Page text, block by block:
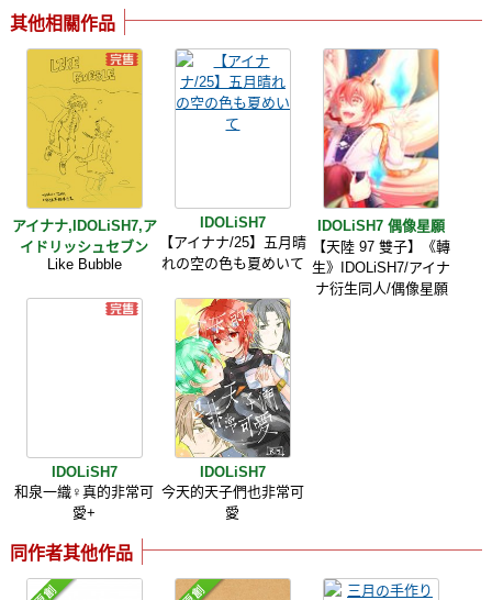
其他相關作品
アイナナ,IDOLiSH7,ア
イドリッシュセブン
Like Bubble
IDOLiSH7
【アイナナ/25】五月晴
れの空の色も夏めいて
IDOLiSH7 偶像星願
【天陸 97 雙子】《轉
生》IDOLiSH7/アイナ
ナ衍生同人/偶像星願
IDOLiSH7
和泉一織♀真的非常可
愛+
IDOLiSH7
今天的天子們也非常可
愛
同作者其他作品